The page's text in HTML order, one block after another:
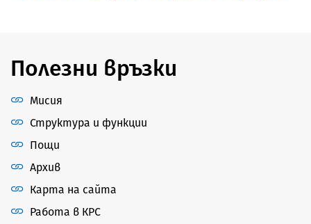
Полезни връзки
Мисия
Структура и функции
Пощи
Архив
Карта на сайта
Работа в КРС